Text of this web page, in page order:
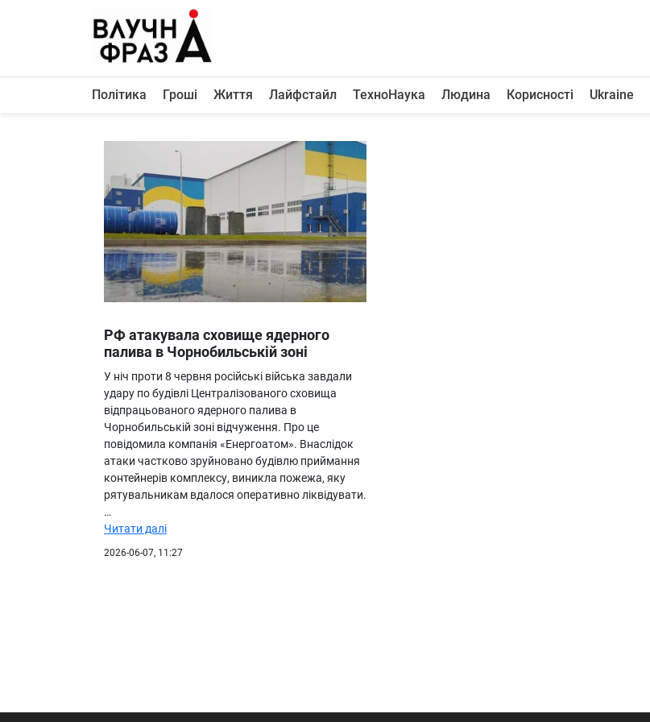
Політика
Лайфстайл
ТехноНаука
Людина
Корисності
Про нас
Політика Гроші Життя Лайфстайл ТехноНаука Людина Корисності Ukraine
РФ атакувала сховище ядерного
палива в Чорнобильській зоні
У ніч проти 8 червня російські війська завдали
удару по будівлі Централізованого сховища
відпрацьованого ядерного палива в
Чорнобильській зоні відчуження. Про це
повідомила компанія «Енергоатом». Внаслідок
атаки частково зруйновано будівлю приймання
контейнерів комплексу, виникла пожежа, яку
рятувальникам вдалося оперативно ліквідувати.
…
Читати далі
2026-06-07, 11:27